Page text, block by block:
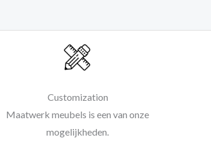
Customization
Maatwerk meubels is een van onze
mogelijkheden.